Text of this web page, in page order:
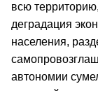
всю
деградация
населения,
автономии